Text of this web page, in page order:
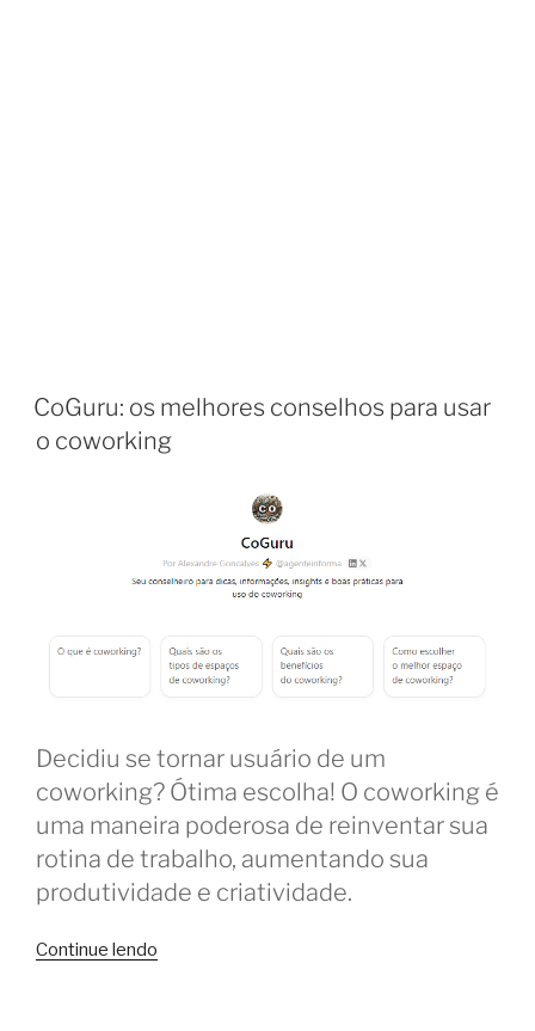
CoGuru: os melhores conselhos para usar
o coworking
Decidiu se tornar usuário de um
coworking? Ótima escolha! O coworking é
uma maneira poderosa de reinventar sua
rotina de trabalho, aumentando sua
produtividade e criatividade.
Continue lendo